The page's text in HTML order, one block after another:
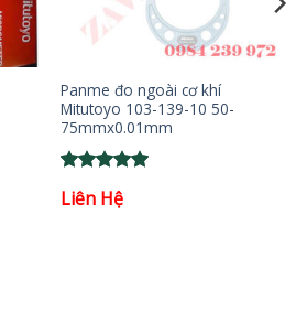
Panme đo ngoài cơ khí
Mitutoyo 103-139-10 50-
75mmx0.01mm
out of 5
Liên Hệ